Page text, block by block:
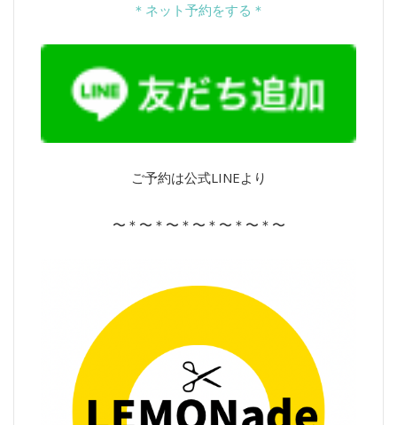
＊ネット予約をする＊
ご予約は公式LINEより
〜＊〜＊〜＊〜＊〜＊〜＊〜